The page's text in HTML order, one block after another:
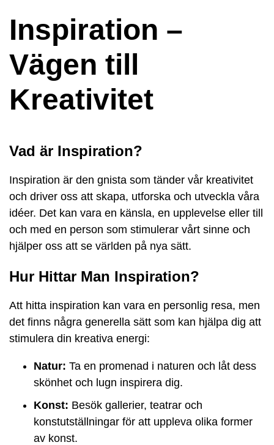
Inspiration –
Vägen till
Kreativitet
Vad är Inspiration?
Inspiration är den gnista som tänder vår kreativitet
och driver oss att skapa, utforska och utveckla våra
idéer. Det kan vara en känsla, en upplevelse eller till
och med en person som stimulerar vårt sinne och
hjälper oss att se världen på nya sätt.
Hur Hittar Man Inspiration?
Att hitta inspiration kan vara en personlig resa, men
det finns några generella sätt som kan hjälpa dig att
stimulera din kreativa energi:
Natur: Ta en promenad i naturen och låt dess
skönhet och lugn inspirera dig.
Konst: Besök gallerier, teatrar och
konstutställningar för att uppleva olika former
av konst.